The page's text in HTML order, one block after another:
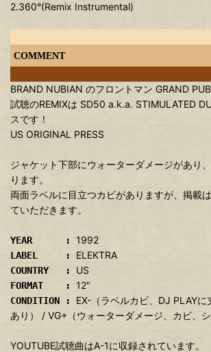
2.360°(Remix Instrumental)
COMMENT
BRAND NUBIAN のフロントマン GRAND
試聴のREMIXは SD50 a.k.a. STIMULATED
スです！
US ORIGINAL PRESS
ジャケット下部にウォーターダメージがあり
ります。
両面ラベルに目立つカビがありますが、掲載
ていただきます。
YEAR : 1992
LABEL : ELEKTRA
COUNTRY : US
FORMAT : 12"
CONDITION : EX-（ラベルカビ、DJ PLAYに
あり） / VG+（ウォーターダメージ、カビ、シ
YOUTUBE試聴曲はA-1に収録されています。